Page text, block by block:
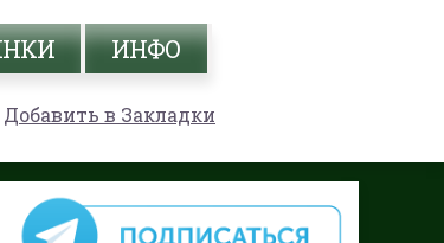
ИНФО
Добавить в Закладки